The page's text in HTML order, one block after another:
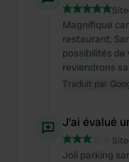
Magnifique
restaurant.
possibilités de
reviendrons
Traduit par
J'ai évalué
Joli parking